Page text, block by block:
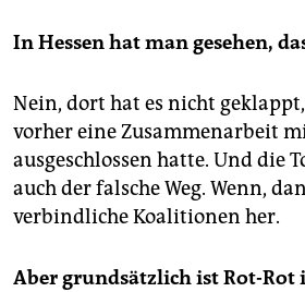
In Hessen hat man gesehen,
Nein, dort hat es nicht geklappt,
vorher eine Zusammenarbeit
ausgeschlossen hatte. Und die
auch der falsche Weg. Wenn,
verbindliche Koalitionen her.
Aber grundsätzlich ist Rot-Rot